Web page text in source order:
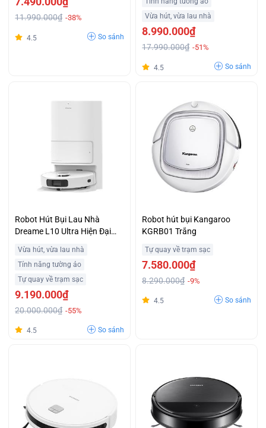
11.990.000₫ -38%
4.5 So sánh
Vừa hút, vừa lau nhà
8.990.000₫
17.990.000₫ -51%
4.5 So sánh
Robot Hút Bụi Lau Nhà
Dreame L10 Ultra Hiện Đại
Vừa hút, vừa lau nhà
Tính năng tường ảo
Tự quay về trạm sạc
9.190.000₫
20.000.000₫ -55%
4.5 So sánh
Robot hút bụi Kangaroo
KGRB01 Trắng
Tự quay về trạm sạc
7.580.000₫
8.290.000₫ -9%
4.5 So sánh